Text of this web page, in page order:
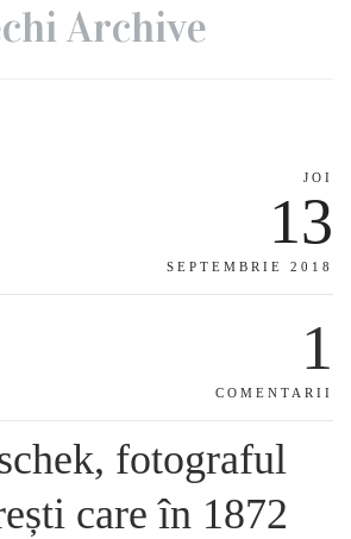
Archive
JOI
13
SEPTEMBRIE 2018
1
COMENTARII
fotograful
care în 1872